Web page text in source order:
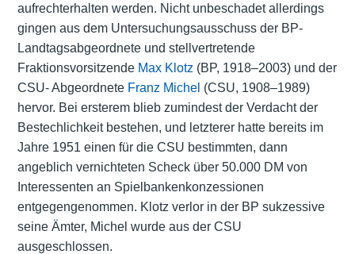
aufrechterhalten werden. Nicht unbeschadet allerdings
gingen aus dem Untersuchungsausschuss der BP-
Landtagsabgeordnete und stellvertretende
Fraktionsvorsitzende Max Klotz (BP, 1918–2003) und der
CSU- Abgeordnete Franz Michel (CSU, 1908–1989)
hervor. Bei ersterem blieb zumindest der Verdacht der
Bestechlichkeit bestehen, und letzterer hatte bereits im
Jahre 1951 einen für die CSU bestimmten, dann
angeblich vernichteten Scheck über 50.000 DM von
Interessenten an Spielbankenkonzessionen
entgegengenommen. Klotz verlor in der BP sukzessive
seine Ämter, Michel wurde aus der CSU
ausgeschlossen.